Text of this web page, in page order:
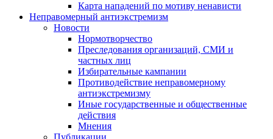
Карта нападений по мотиву ненависти
Неправомерный антиэкстремизм
Новости
Нормотворчество
Преследования организаций, СМИ и
частных лиц
Избирательные кампании
Противодействие неправомерному
антиэкстремизму
Иные государственные и общественные
действия
Мнения
Публикации